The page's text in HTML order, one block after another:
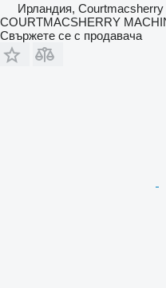
Ирландия, Courtmacsherry
COURTMACSHERRY
Свържете се с продавача